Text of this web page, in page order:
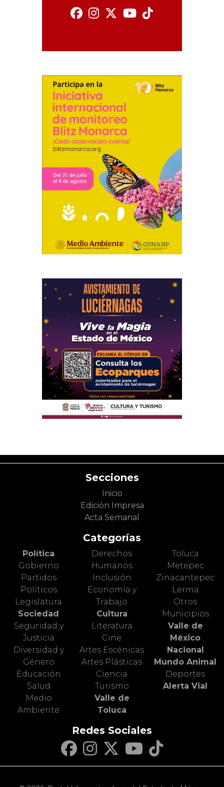
Secciones
Inicio
Edición Impresa
Acta Semanal
Categorías
Política
Gobierno
Partidos
Políticos
Legislatura
Sociedad
Seguridad y
Justicia
Diversidad y
Género
Educación
Salud
Medio
Ambiente
Derechos
Humanos
Inclusión
Economía y
Trabajo
Cultura
Literatura
Cine
Artes Escénicas
Artes Plásticas
Ciencia
Turismo
Valle de
Toluca
Toluca
Metepec
Zinacantepec
Lerma
Otros
Municipios
Valle de
México
Nacional
Mundo Animal
Deportes
Alerta Vial
Redes Sociales